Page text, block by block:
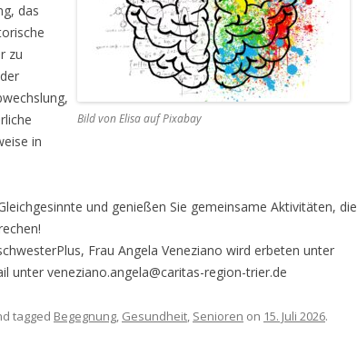
Bild von Elisa auf Pixabay
das
zu
in
und genießen Sie gemeinsame Aktivitäten, die
Frau Angela Veneziano wird erbeten unter
unter veneziano.angela@caritas-region-trier.de
tagged Begegnung, Gesundheit, Senioren on 15. Juli 2026.